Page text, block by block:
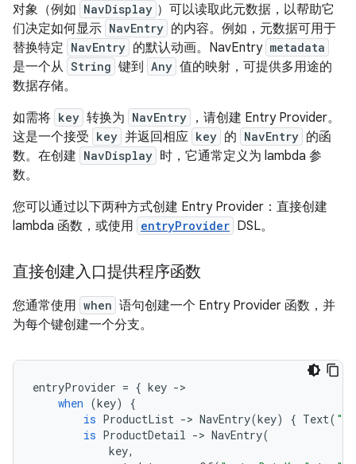
对象（例如 NavDisplay ）可以读取此元数据，以帮助它
们决定如何显示 NavEntry 的内容。例如，元数据可用于
替换特定 NavEntry 的默认动画。NavEntry metadata
是一个从 String 键到 Any 值的映射，可提供多用途的
数据存储。
如需将 key 转换为 NavEntry
，请创建 Entry Provider。
这是一个接受 key 并返回相应 key 的 NavEntry 的函
数。在创建 NavDisplay 时，它通常定义为 lambda 参
数。
您可以通过以下两种方式创建 Entry Provider：直接创建
lambda 函数，或使用 entryProvider DSL。
直接创建入口提供程序函数
您通常使用 when 语句创建一个 Entry Provider 函数，并
为每个键创建一个分支。
entryProvider = { key -
when (key)
{
is ProductList -> NavEntry(key) { Text(
is ProductDetail -> NavEntry(
key,